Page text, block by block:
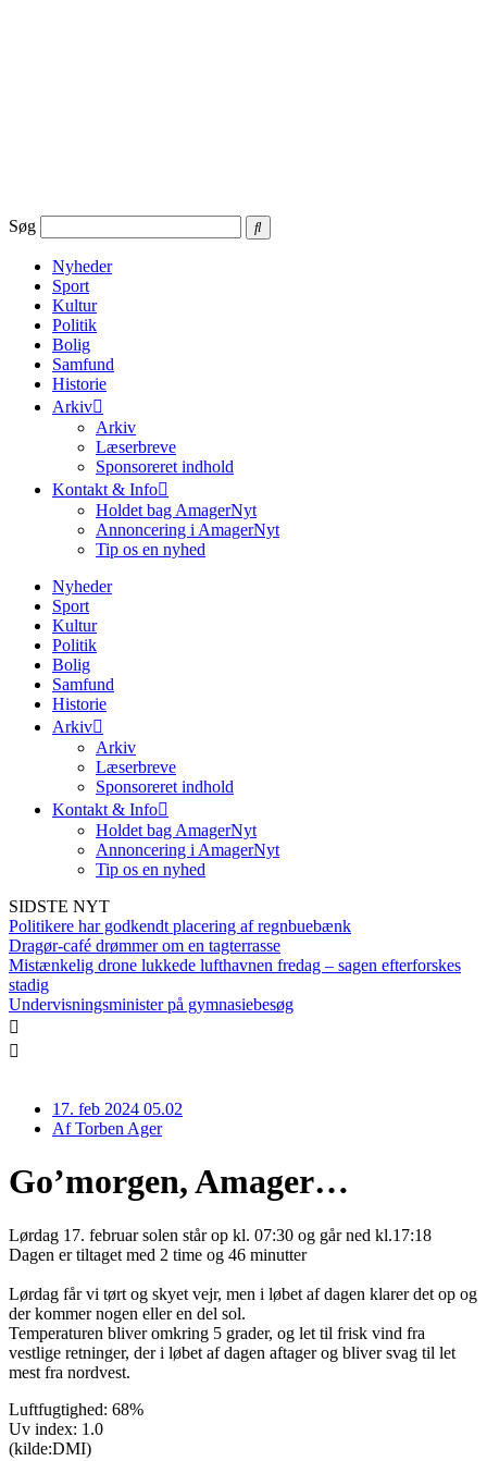
Søg
Nyheder
Sport
Kultur
Politik
Bolig
Samfund
Historie
Arkiv
Arkiv
Læserbreve
Sponsoreret indhold
Kontakt & Info
Holdet bag AmagerNyt
Annoncering i AmagerNyt
Tip os en nyhed
Nyheder
Sport
Kultur
Politik
Bolig
Samfund
Historie
Arkiv
Arkiv
Læserbreve
Sponsoreret indhold
Kontakt & Info
Holdet bag AmagerNyt
Annoncering i AmagerNyt
Tip os en nyhed
SIDSTE NYT
Politikere har godkendt placering af regnbuebænk
Dragør-café drømmer om en tagterrasse
Mistænkelig drone lukkede lufthavnen fredag – sagen efterforskes
stadig
Undervisningsminister på gymnasiebesøg
17. feb 2024 05.02
AfTorben Ager
Go’morgen, Amager…
Lørdag 17. februar solen står op kl. 07:30 og går ned kl.17:18
Dagen er tiltaget med 2 time og 46 minutter
Lørdag får vi tørt og skyet vejr, men i løbet af dagen klarer det op og
der kommer nogen eller en del sol.
Temperaturen bliver omkring 5 grader, og let til frisk vind fra
vestlige retninger, der i løbet af dagen aftager og bliver svag til let
mest fra nordvest.
Luftfugtighed: 68%
Uv index: 1.0
(kilde:DMI)